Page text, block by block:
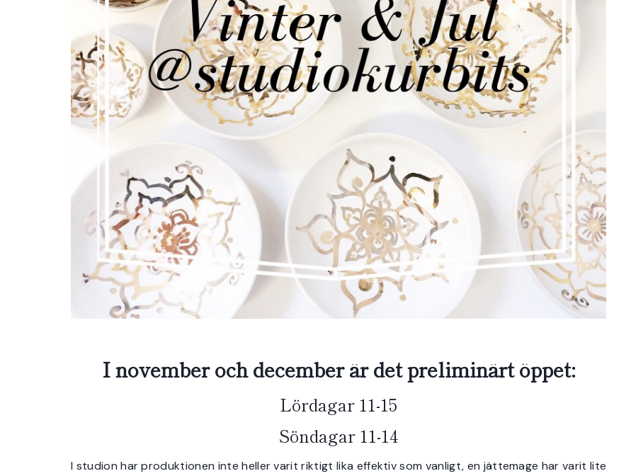
I november och december är det preliminärt öppet:
Lördagar 11-15
Söndagar 11-14
I studion har produktionen inte heller varit riktigt lika effektiv som vanligt, en jättemage har varit lite